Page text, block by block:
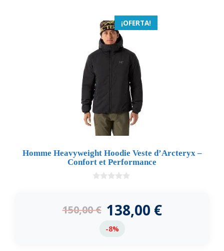
¡OFERTA!
Homme Heavyweight Hoodie Veste d’Arcteryx –
Confort et Performance
5
150,00€ 138,00 €
-8%